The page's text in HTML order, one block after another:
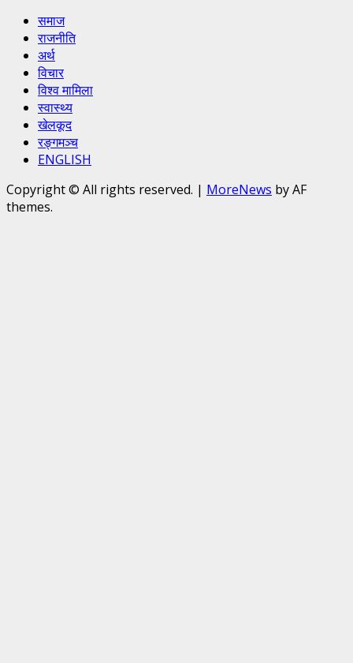
समाज
राजनीति
अर्थ
विचार
विश्व मामिला
स्वास्थ्य
खेलकूद
रङ्गमञ्च
ENGLISH
Copyright © All rights reserved. | MoreNews by AF
themes.